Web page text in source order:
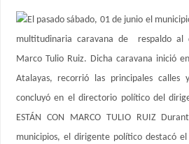
El pasado sábado, 01 de junio el
multitudinaria caravana de respaldo al
Marco Tulio Ruiz. Dicha caravana inició
Atalayas, recorrió las principales
concluyó en el directorio político del
ESTÁN CON MARCO TULIO RUIZ
municipios, el dirigente político destacó